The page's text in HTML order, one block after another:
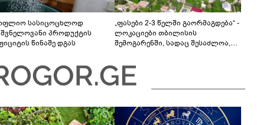
სასიცოცხლოდ
პროდუქტის
წინაშე დგას
„ფასები 2-3 წელში გაორმაგდება“ -
ლოკაციები თბილისის
შემოგარენში, სადაც შესაძლოა,